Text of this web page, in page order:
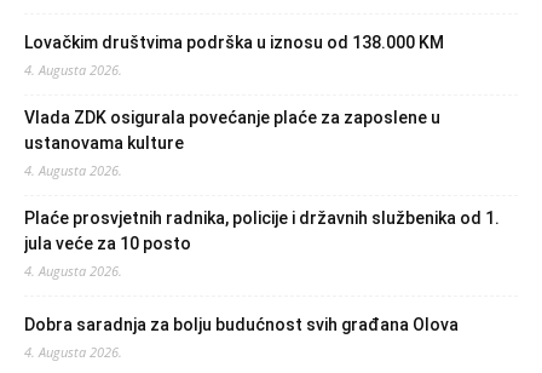
Lovačkim društvima podrška u iznosu od 138.000 KM
4. Augusta 2026.
Vlada ZDK osigurala povećanje plaće za zaposlene u
ustanovama kulture
4. Augusta 2026.
Plaće prosvjetnih radnika, policije i državnih službenika od 1.
jula veće za 10 posto
4. Augusta 2026.
Dobra saradnja za bolju budućnost svih građana Olova
4. Augusta 2026.